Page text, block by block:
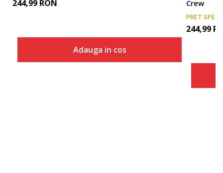
244,99 RON
Adauga in cos
Crew
PRET
244,99